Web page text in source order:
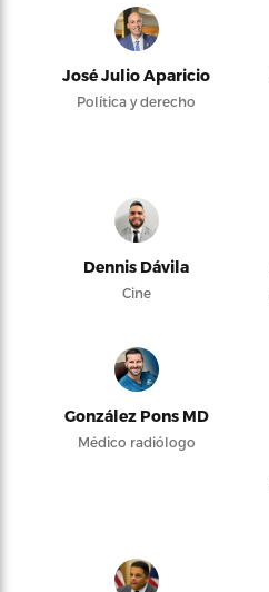
José Julio Aparicio
Política y derecho
Dennis Dávila
Cine
González Pons MD
Médico radiólogo